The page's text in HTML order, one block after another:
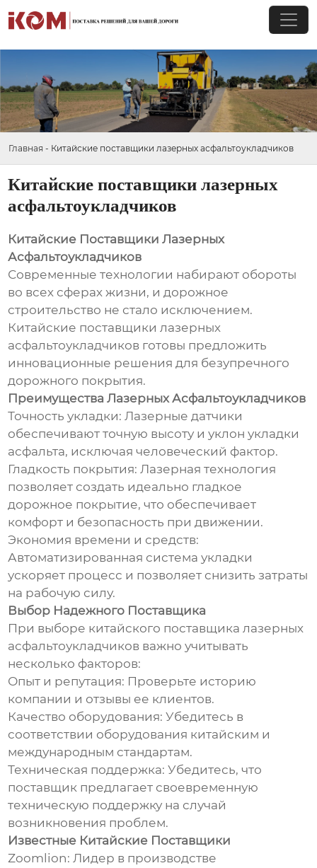
Главная - Китайские поставщики лазерных асфальтоукладчиков
Китайские поставщики лазерных
асфальтоукладчиков
Китайские Поставщики Лазерных
Асфальтоукладчиков
Современные технологии набирают обороты
во всех сферах жизни, и дорожное
строительство не стало исключением.
Китайские поставщики лазерных
асфальтоукладчиков готовы предложить
инновационные решения для безупречного
дорожного покрытия.
Преимущества Лазерных Асфальтоукладчиков
Точность укладки: Лазерные датчики
обеспечивают точную высоту и уклон укладки
асфальта, исключая человеческий фактор.
Гладкость покрытия: Лазерная технология
позволяет создать идеально гладкое
дорожное покрытие, что обеспечивает
комфорт и безопасность при движении.
Экономия времени и средств:
Автоматизированная система укладки
ускоряет процесс и позволяет снизить затраты
на рабочую силу.
Выбор Надежного Поставщика
При выборе китайского поставщика лазерных
асфальтоукладчиков важно учитывать
несколько факторов:
Опыт и репутация: Проверьте историю
компании и отзывы ее клиентов.
Качество оборудования: Убедитесь в
соответствии оборудования китайским и
международным стандартам.
Техническая поддержка: Убедитесь, что
поставщик предлагает своевременную
техническую поддержку на случай
возникновения проблем.
Известные Китайские Поставщики
Zoomlion: Лидер в производстве